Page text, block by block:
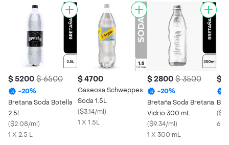
$ 5200 $ 6500
-20%
Bretana Soda Botella
2.5l
($2.08/ml)
1 X 2.5 L
$ 4700
Gaseosa Schweppes
Soda 1.5L
($3.14/ml)
1 X 1.5L
$ 2800 $ 3500
-20%
Bretaña Soda Bretana
Vidrio 300 mL
($9.34/ml)
1 X 300 mL
$
(
6 X